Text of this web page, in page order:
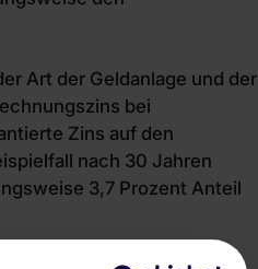
Art der Geldanlage und der
bei
Zins auf den
nach 30 Jahren
3,7 Prozent Anteil